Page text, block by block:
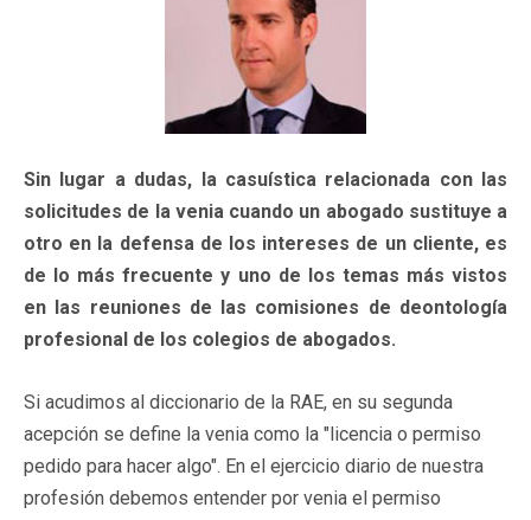
Sin lugar a dudas, la casuística relacionada con las
solicitudes de la venia cuando un abogado sustituye a
otro en la defensa de los intereses de un cliente, es
de lo más frecuente y uno de los temas más vistos
en las reuniones de las comisiones de deontología
profesional de los colegios de abogados.
Si acudimos al diccionario de la RAE, en su segunda
acepción se define la venia como la "licencia o permiso
pedido para hacer algo". En el ejercicio diario de nuestra
profesión debemos entender por venia el permiso